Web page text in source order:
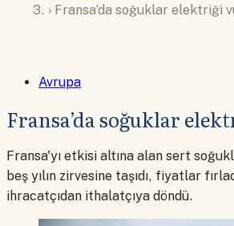
› Fransa’da soğuklar elektriği
Avrupa
Fransa’da soğuklar
Fransa'yı etkisi altına alan sert
beş yılın zirvesine taşıdı, fiyatlar
ihracatçıdan ithalatçıya döndü.